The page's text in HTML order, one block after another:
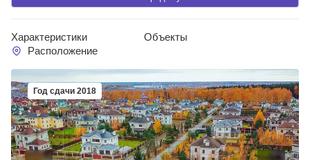
Характеристики
Объекты
Расположение
Год сдачи 2018